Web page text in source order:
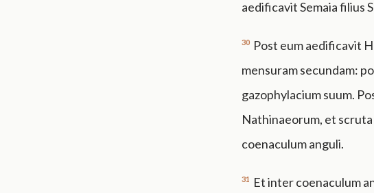
aedificavit Semaia filius
30 Post eum aedificavit
mensuram secundam:
gazophylacium suum.
Nathinaeorum, et
coenaculum anguli.
31 Et inter coenaculum